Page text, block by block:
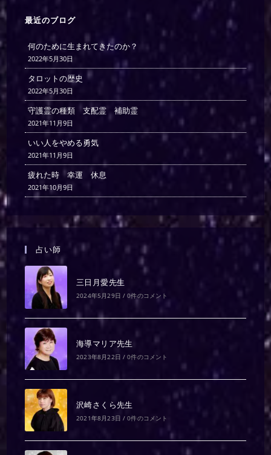
最近のブログ
何のために生まれてきたのか？
2022年5月30日
タロットの歴史
2022年5月30日
守護霊の種類 支配霊 補助霊
2021年11月9日
いい人をやめる勇気
2021年11月9日
疲れた時 幸運 休息
2021年10月9日
占い師
三日月愛先生
2024年5月29日 / 0件のコメント
海導マリア先生
2023年8月22日 / 0件のコメント
沢崎さくら先生
2021年8月23日 / 0件のコメント